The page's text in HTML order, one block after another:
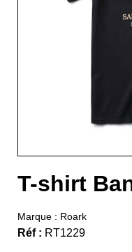
T-shirt
Marque : Roark
Réf : RT1229